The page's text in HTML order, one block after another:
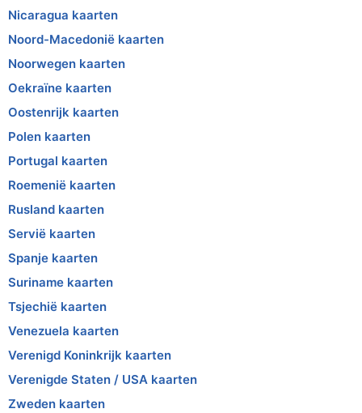
Nicaragua kaarten
Noord-Macedonië kaarten
Noorwegen kaarten
Oekraïne kaarten
Oostenrijk kaarten
Polen kaarten
Portugal kaarten
Roemenië kaarten
Rusland kaarten
Servië kaarten
Spanje kaarten
Suriname kaarten
Tsjechië kaarten
Venezuela kaarten
Verenigd Koninkrijk kaarten
Verenigde Staten / USA kaarten
Zweden kaarten